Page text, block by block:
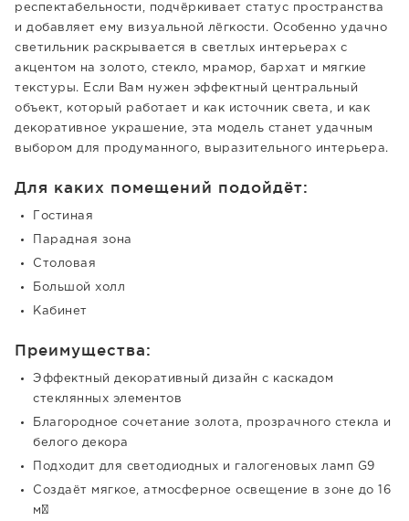
респектабельности, подчёркивает статус пространства
и добавляет ему визуальной лёгкости. Особенно удачно
светильник раскрывается в светлых интерьерах с
акцентом на золото, стекло, мрамор, бархат и мягкие
текстуры. Если Вам нужен эффектный центральный
объект, который работает и как источник света, и как
декоративное украшение, эта модель станет удачным
выбором для продуманного, выразительного интерьера.
Для каких помещений подойдёт:
Гостиная
Парадная зона
Столовая
Большой холл
Кабинет
Преимущества:
Эффектный декоративный дизайн с каскадом
стеклянных элементов
Благородное сочетание золота, прозрачного стекла и
белого декора
Подходит для светодиодных и галогеновых ламп G9
Создаёт мягкое, атмосферное освещение в зоне до 16
м²